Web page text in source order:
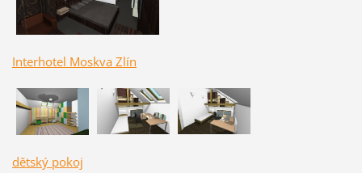
Interhotel Moskva Zlín
dětský pokoj